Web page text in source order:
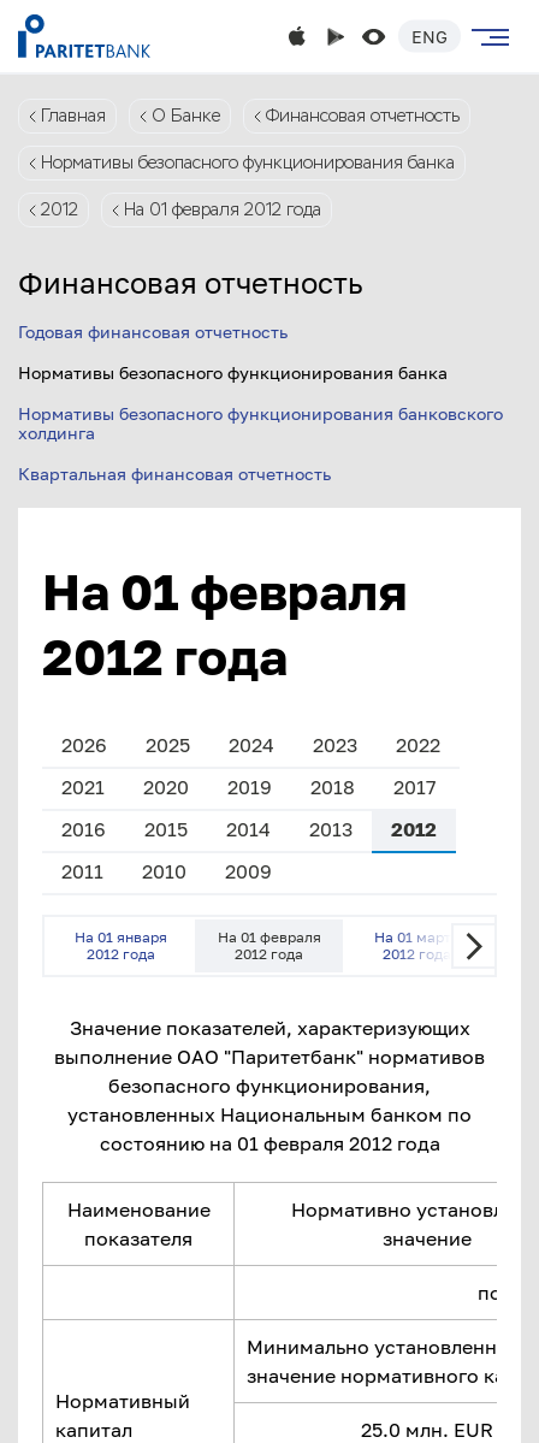
ENG
Главная О Банке Финансовая отчетность
Нормативы безопасного функционирования банка
2012 На 01 февраля 2012 года
Финансовая отчетность
Годовая финансовая отчетность
Нормативы безопасного функционирования банка
Нормативы безопасного функционирования банковского
холдинга
Квартальная финансовая отчетность
На 01 февраля
2012 года
2026 2025 2024 2023
2022
2021
2020 2019 2018
2017
2016
2015 2014 2013
2012
2011
2010 2009
На 01 января
2012 года
На 01 февраля
2012 года
На 01 марта
2012 года
Значение показателей, характеризующих
выполнение ОАО "Паритетбанк" нормативов
безопасного функционирования,
установленных Национальным банком по
состоянию на 01 февраля 2012 года
Наименование
показателя
Нормативно
значение
по
Нормативный
капитал
Минимально установленное
значение нормативного
25.0 млн. EUR